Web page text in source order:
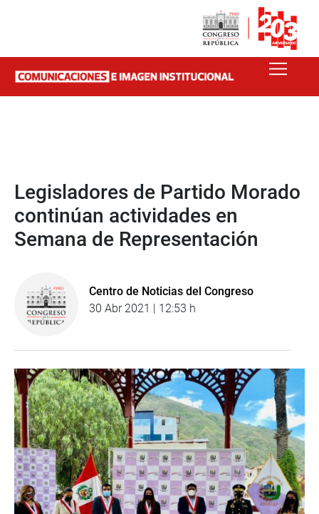
Legisladores de Partido Morado
continúan actividades en
Semana de Representación
Centro de Noticias del Congreso
30 Abr 2021 | 12:53 h